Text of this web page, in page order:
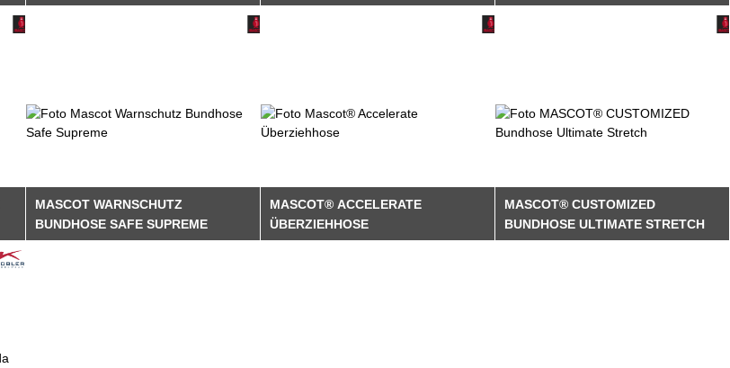
STRETCH, DIAMOND FIT
MASCOT WARNSCHUTZ
BUNDHOSE SAFE SUPREME
MASCOT® ACCELERATE
ÜBERZIEHHOSE
MASCOT® CUSTOMIZED
BUNDHOSE ULTIMATE STRETCH